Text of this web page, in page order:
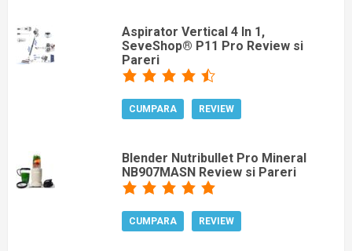
Aspirator Vertical 4 In 1,
SeveShop® P11 Pro Review si
Pareri
CUMPARA REVIEW
Blender Nutribullet Pro Mineral
NB907MASN Review si Pareri
CUMPARA REVIEW